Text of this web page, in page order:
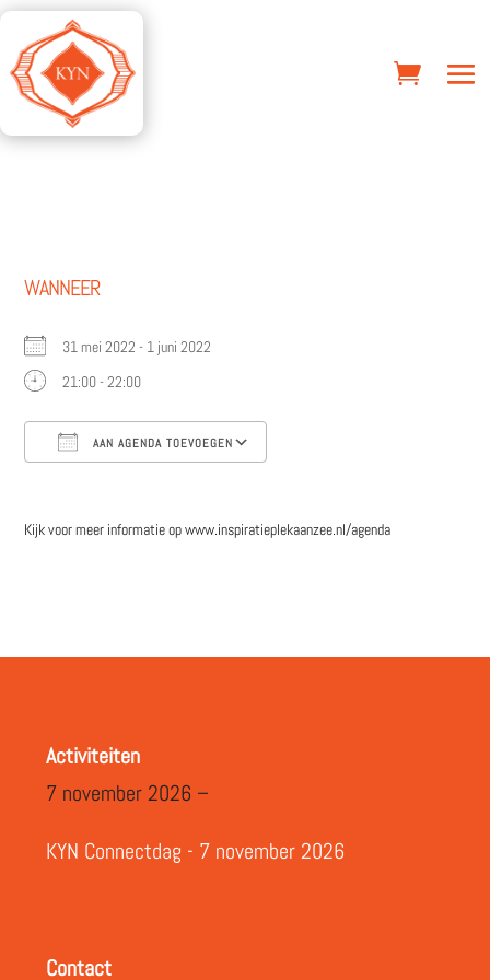
WANNEER
31 mei 2022 - 1 juni 2022
21:00 - 22:00
AAN AGENDA TOEVOEGEN
Kijk voor meer informatie op www.inspiratieplekaanzee.nl/agenda
Activiteiten
7 november 2026 –
KYN Connectdag - 7 november 2026
Contact